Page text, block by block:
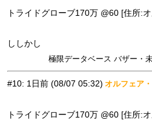
トライドグローブ170万 @60 [住所:
ししかし
極限データベース バザー・
#10: 1日前 (08/07 05:32) オルフェア
トライドグローブ170万 @60 [住所: